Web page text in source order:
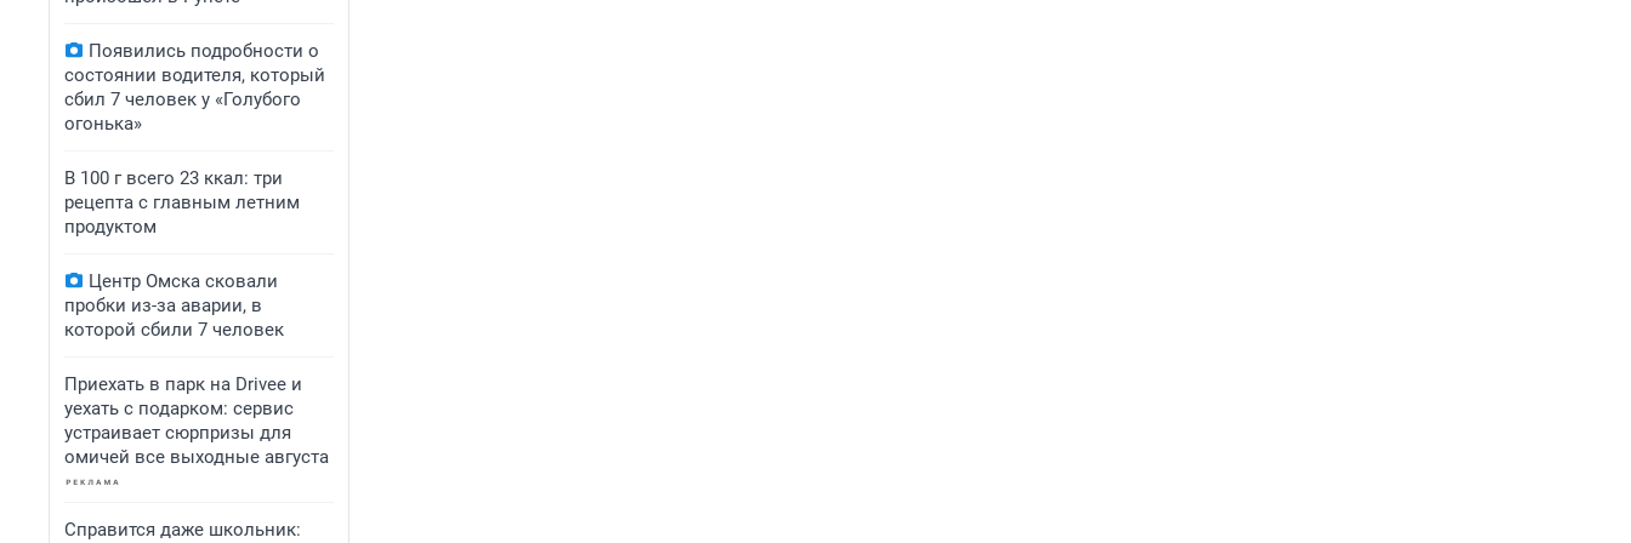
Появились подробности о
состоянии водителя, который
сбил 7 человек у «Голубого
огонька»
В 100 г всего 23 ккал: три
рецепта с главным летним
продуктом
Центр Омска сковали
пробки из-за аварии, в
которой сбили 7 человек
Приехать в парк на Drivee и
уехать с подарком: сервис
устраивает сюрпризы для
омичей все выходные августа
Справится даже школьник: